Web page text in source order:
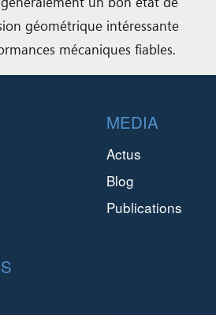
géométrique intéressante
mécaniques fiables.
MEDIA
Actus
Blog
Publications